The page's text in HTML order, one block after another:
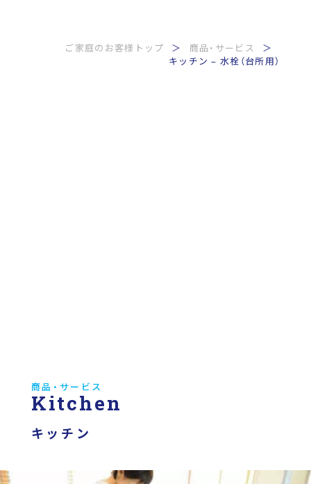
ご家庭のお客様トップ
商品・サービス
キッチン – 水栓（台所用）
商品・サービス
Kitchen
キッチン